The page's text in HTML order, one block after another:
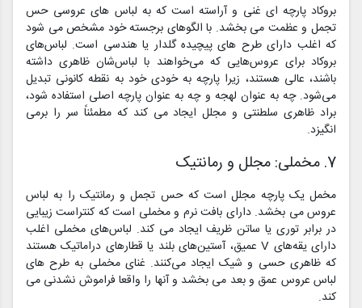
بروکاد پارچه ای غنی و آراسته است که به لباس های عروسی حس
تجمل و عظمت می بخشد. با الگوهای برجسته خود مشخص می شود
که اغلب دارای طرح های پیچیده گلدار یا هندسی است. لباس‌های
بروکاد برای عروس‌هایی که می‌خواهند با لباس‌شان ظاهری داشته
باشند، عالی هستند، زیرا پارچه به خودی خود به نقطه کانونی تبدیل
می‌شود. چه به عنوان لهجه و چه به عنوان پارچه اصلی استفاده شود،
براد ظاهری سلطنتی و مجلل ایجاد می کند که مطمئناً سر را برمی
انگیزد.
7. مخملی: مجلل و رمانتیک
مخمل یک پارچه مجلل است که حس تجمل و رمانتیک را به لباس
عروس می بخشد. دارای بافت نرم و مخملی است که کنتراست زیبایی
در برابر توری یا ساتن ظریف ایجاد می کند. لباس‌های مخملی اغلب
دارای یقه‌های V عمیق، آستین‌های بلند یا قطارهای دراماتیک هستند
که ظاهری حسی و شیک ایجاد می‌کنند. غنای مخملی به طرح های
لباس عروس عمق و بعد می بخشد و آنها را واقعا فراموش نشدنی می
کند.